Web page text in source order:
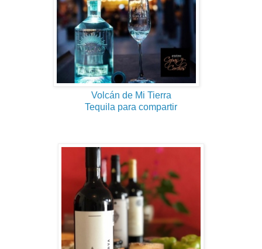
Volcán de Mi Tierra
Tequila para compartir